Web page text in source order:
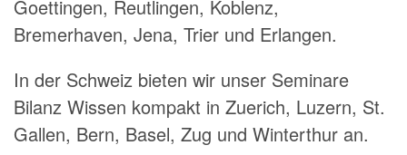
Goettingen, Reutlingen, Koblenz,
Bremerhaven, Jena, Trier und Erlangen.
In der Schweiz bieten wir unser Seminare
Bilanz Wissen kompakt in Zuerich, Luzern, St.
Gallen, Bern, Basel, Zug und Winterthur an.